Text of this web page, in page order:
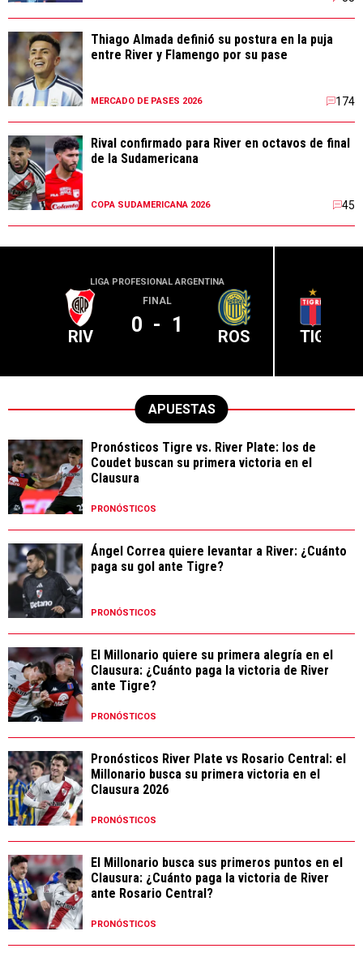
Thiago Almada definió su postura en la puja
entre River y Flamengo por su pase
MERCADO DE PASES 2026 174
Rival confirmado para River en octavos de final
de la Sudamericana
COPA SUDAMERICANA 2026 45
LIGA PROFESIONAL ARGENTINA
RIV
FINAL
0 - 1 ROS TIG
APUESTAS
Pronósticos Tigre vs. River Plate: los de
Coudet buscan su primera victoria en el
Clausura
PRONÓSTICOS
Ángel Correa quiere levantar a River: ¿Cuánto
paga su gol ante Tigre?
PRONÓSTICOS
El Millonario quiere su primera alegría en el
Clausura: ¿Cuánto paga la victoria de River
ante Tigre?
PRONÓSTICOS
Pronósticos River Plate vs Rosario Central: el
Millonario busca su primera victoria en el
Clausura 2026
PRONÓSTICOS
El Millonario busca sus primeros puntos en el
Clausura: ¿Cuánto paga la victoria de River
ante Rosario Central?
PRONÓSTICOS